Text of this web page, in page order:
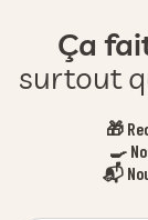
Ça
surtout
🎁
🍳
📬